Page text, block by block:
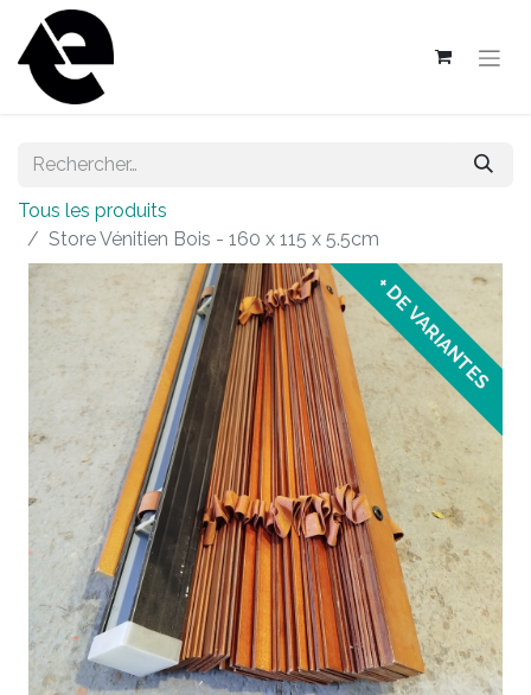
Tous les produits
Store Vénitien Bois - 160 x 115 x 5.5cm
+ DE VARIANTES